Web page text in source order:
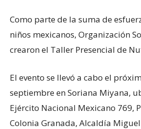
Como parte de la suma de
niños mexicanos, Organización
crearon el Taller Presencial de
El evento se llevó a cabo el
septiembre en Soriana Miyana,
Ejército Nacional Mexicano 769,
Colonia Granada, Alcaldía Miguel